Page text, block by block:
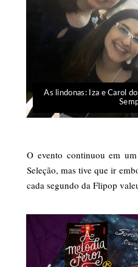
As lindonas: Iza e Carol
O evento continuou em
Seleção, mas tive que ir
cada segundo da Flipop